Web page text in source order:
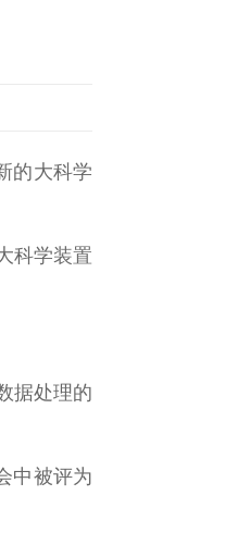
的大科学
科学装置
据处理的
中被评为